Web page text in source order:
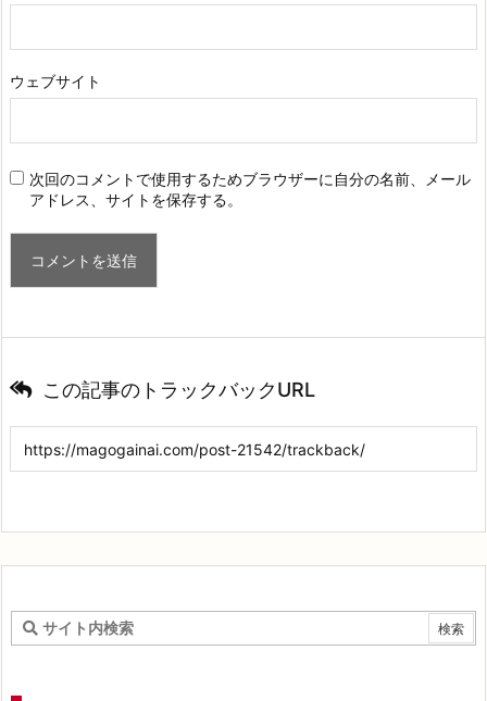
ウェブサイト
次回のコメントで使用するためブラウザーに自分の名前、メール
アドレス、サイトを保存する。
この記事のトラックバックURL